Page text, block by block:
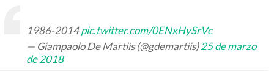
1986-2014pic.twitter.com/0ENxHySrVc
— Giampaolo De Martiis (@gdemartiis)25 de marzo
de 2018